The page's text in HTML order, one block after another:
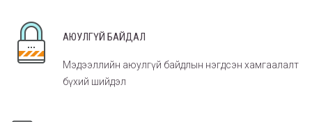
АЮУЛГҮЙ БАЙДАЛ
Мэдээллийн аюулгүй байдлын нэгдсэн хамгаалалт
бүхий шийдэл